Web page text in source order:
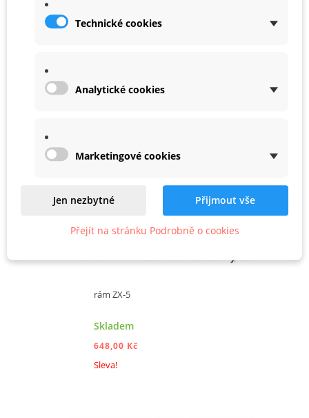
209,40 Kč
rám ZX-5
Skladem
648,00 Kč
Sleva!
Technické cookies
Analytické cookies
Marketingové cookies
Jen nezbytné Přijmout vše
Přejít na stránku Podrobně o cookies